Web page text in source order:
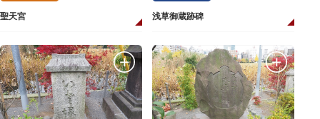
聖天宮 浅草御蔵跡碑